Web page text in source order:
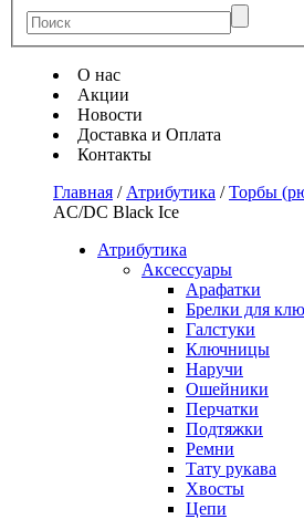
О нас
Акции
Новости
Доставка и Оплата
Контакты
Главная / Атрибутика /Торбы
AC/DC Black Ice
Атрибутика
Аксессуары
Арафатки
Брелки для
Галстуки
Ключницы
Наручи
Ошейники
Перчатки
Подтяжки
Ремни
Тату рукава
Хвосты
Цепи